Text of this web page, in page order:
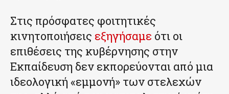
Στις πρόσφατες φοιτητικές
κινητοποιήσεις εξηγήσαμε ότι οι
επιθέσεις της κυβέρνησης στην
Εκπαίδευση δεν εκπορεύονται από μια
ιδεολογική «εμμονή» των στελεχών